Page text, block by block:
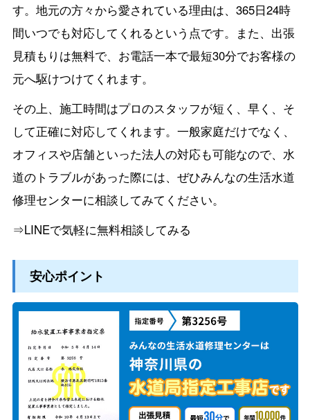
す。地元の方々から愛されている理由は、365日24時
間いつでも対応してくれるという点です。また、出張
見積もりは無料で、お電話一本で最短30分でお客様の
元へ駆けつけてくれます。
その上、施工時間はプロのスタッフが短く、早く、そ
して正確に対応してくれます。一般家庭だけでなく、
オフィスや店舗といった法人の対応も可能なので、水
道のトラブルがあった際には、ぜひみんなの生活水道
修理センターに相談してみてください。
⇒LINEで気軽に無料相談してみる
安心ポイント